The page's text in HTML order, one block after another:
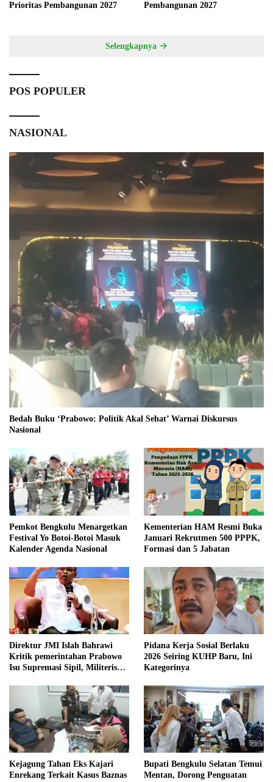
Prioritas Pembangunan 2027
Pembangunan 2027
Selengkapnya
POS POPULER
NASIONAL
Bedah Buku ‘Prabowo: Politik Akal Sehat’ Warnai Diskursus
Nasional
Pemkot Bengkulu Menargetkan
Festival Yo Botoi-Botoi Masuk
Kalender Agenda Nasional
Kementerian HAM Resmi Buka
Januari Rekrutmen 500 PPPK,
Formasi dan 5 Jabatan
Direktur JMI Islah Bahrawi
Kritik pemerintahan Prabowo
Isu Supremasi Sipil, Militerisasi,
Pidana Kerja Sosial Berlaku
2026 Seiring KUHP Baru, Ini
Kategorinya
Kejagung Tahan Eks Kajari
Enrekang Terkait Kasus Baznas
Bupati Bengkulu Selatan Temui
Mentan, Dorong Penguatan